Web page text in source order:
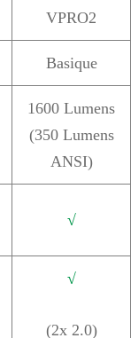
VPRO2
Basique
1600 Lumens
(350 Lumens
ANSI)
√
√
(2x 2.0)